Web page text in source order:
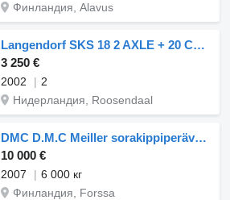
Финландия, Alavus
Langendorf SKS 18 2 AXLE + 20 CUB+steel
3 250 €
2002
2
Нидерландия, Roosendaal
DMC D.M.C Meiller sorakippiperävaunu
10 000 €
2007
6 000 кг
Финландия, Forssa